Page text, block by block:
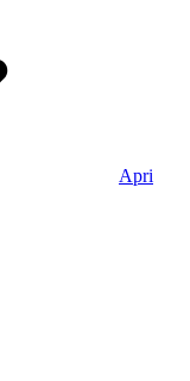
Apri